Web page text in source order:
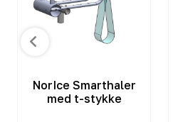
NorIce Smarthaler
med t-stykke